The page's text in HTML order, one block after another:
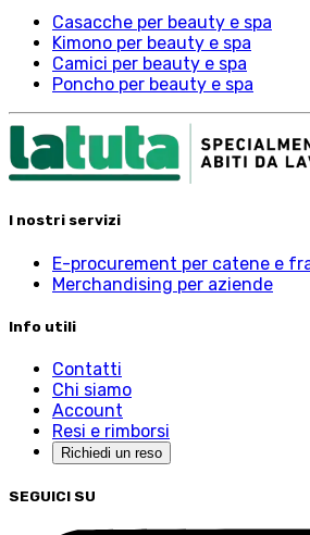
Casacche per beauty e spa
Kimono per beauty e spa
Camici per beauty e spa
Poncho per beauty e spa
I nostri servizi
E-procurement per catene e
Merchandising per aziende
Info utili
Contatti
Chi siamo
Account
Resi e rimborsi
Richiedi un reso
SEGUICI SU